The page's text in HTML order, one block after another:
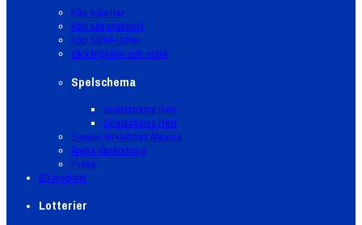
Köp biljetter
Köp säsongskort
Köp 50/50-lotter
Våra biljetter och entré
Spelschema
Spelschema Dam
Spelschema Herr
Supporterklubben Älgarna
Arena Vänersborg
Press
Bli medlem
Lotterier